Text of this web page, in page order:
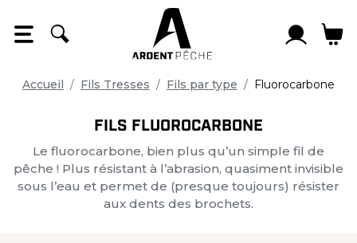
Accueil Fils Tresses Fils par type Fluorocarbone
FILS FLUOROCARBONE
Le fluorocarbone, bien plus qu’un simple fil de
pêche ! Plus résistant à l’abrasion, quasiment invisible
sous l’eau et permet de (presque toujours) résister
aux dents des brochets.
Panneau de gestion des cookies